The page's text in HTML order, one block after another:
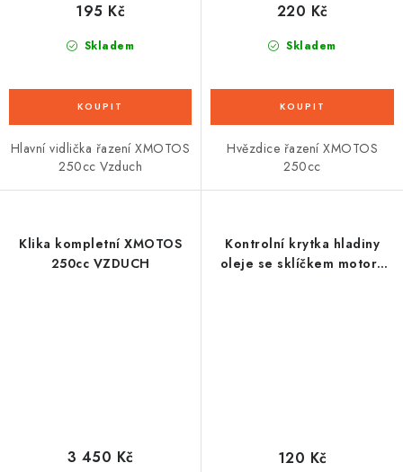
Skladem
195 Kč
Hlavní vidlička řazení XMOTOS
250cc Vzduch
Skladem
220 Kč
Hvězdice řazení XMOTOS
250cc
Klika kompletní XMOTOS
250cc VZDUCH
3 450 Kč
Kontrolní krytka hladiny
oleje se sklíčkem motoru
120 Kč